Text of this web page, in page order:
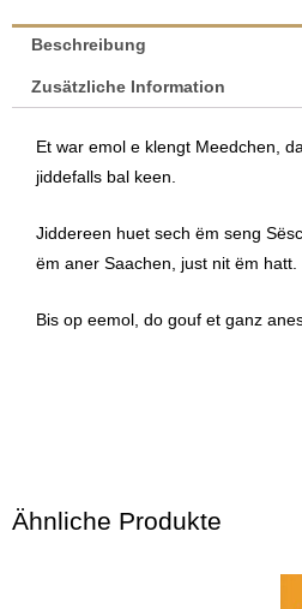
Flammang
Beschreibung
Zusätzliche Information
Et war emol e klengt Meedchen,
jiddefalls bal keen.
Jiddereen huet sech ëm seng
ëm aner Saachen, just nit ëm hatt.
Bis op eemol, do gouf et ganz
Ähnliche Produkte